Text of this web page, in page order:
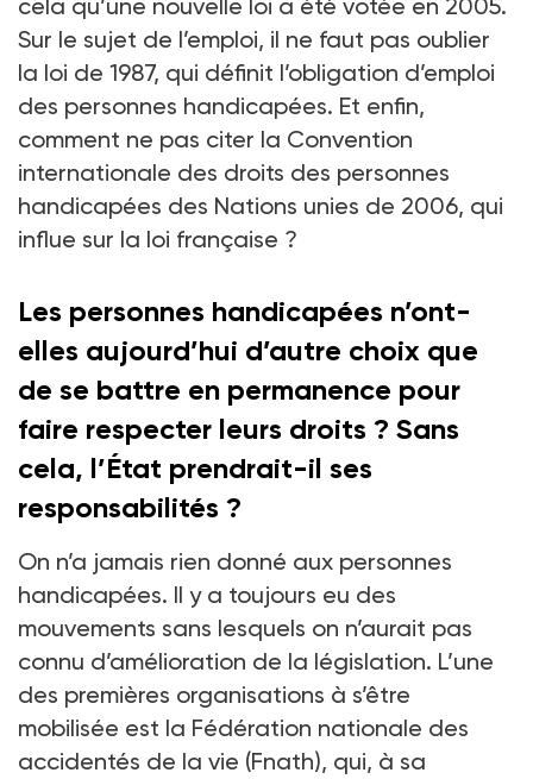
cela qu’une nouvelle loi a été votée en 2005.
Sur le sujet de l’emploi, il ne faut pas oublier
la loi de 1987, qui définit l’obligation d’emploi
des personnes handicapées. Et enfin,
comment ne pas citer la Convention
internationale des droits des personnes
handicapées des Nations unies de 2006, qui
influe sur la loi française ?
Les personnes handicapées n’ont-
elles aujourd’hui d’autre choix que
de se battre en permanence pour
faire respecter leurs droits ? Sans
cela, l’État prendrait-il ses
responsabilités ?
On n’a jamais rien donné aux personnes
handicapées. Il y a toujours eu des
mouvements sans lesquels on n’aurait pas
connu d’amélioration de la législation. L’une
des premières organisations à s’être
mobilisée est la Fédération nationale des
accidentés de la vie (Fnath), qui, à sa